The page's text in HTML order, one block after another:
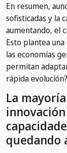
En resumen,
sofisticadas y la
aumentando, el
Esto plantea
las economías
permitan
rápida evolución?
La
quedando